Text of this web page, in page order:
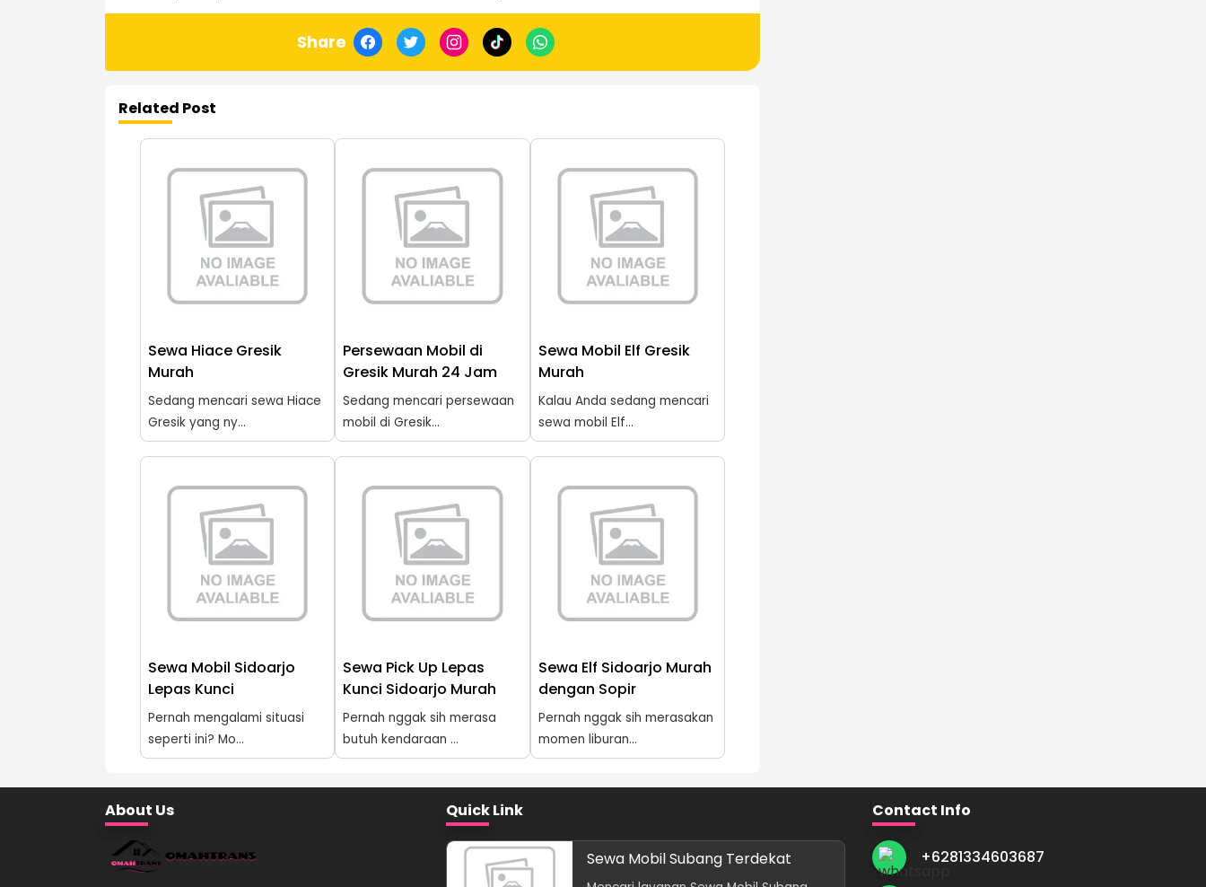
Share
Related Post
Sewa Hiace Gresik
Murah
Sedang mencari sewa Hiace
Gresik yang ny...
Persewaan Mobil di
Gresik Murah 24 Jam
Sedang mencari persewaan
mobil di Gresik...
Sewa Mobil Elf Gresik
Murah
Kalau Anda sedang mencari
sewa mobil Elf...
Sewa Mobil Sidoarjo
Lepas Kunci
Pernah mengalami situasi
seperti ini? Mo...
Sewa Pick Up Lepas
Kunci Sidoarjo Murah
Pernah nggak sih merasa
butuh kendaraan ...
Sewa Elf Sidoarjo Murah
dengan Sopir
Pernah nggak sih merasakan
momen liburan...
About Us Quick Link
Sewa Mobil Subang Terdekat
Contact Info
+6281334603687